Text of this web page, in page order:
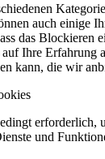
auch einige
das Blockieren
Ihre Erfahrung
kann, die wir
erforderlich,
und